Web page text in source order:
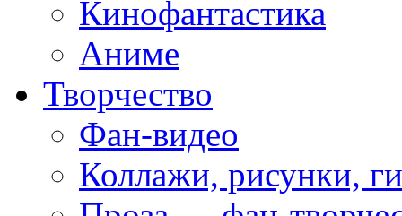
Кинофантастика
Аниме
Творчество
Фан-видео
Коллажи, рисунки,